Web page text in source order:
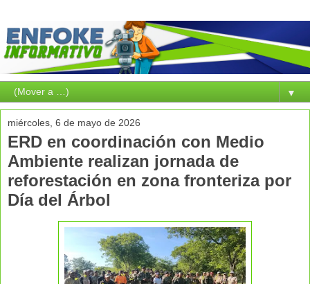
▼
miércoles, 6 de mayo de 2026
ERD en coordinación con Medio
Ambiente realizan jornada de
reforestación en zona fronteriza por
Día del Árbol